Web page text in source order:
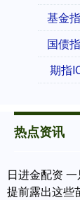
基金
国债
期指
热点资讯
日进金配资
提前露出这些